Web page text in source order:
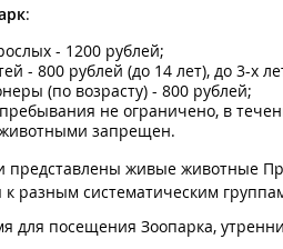
:
- 1200 рублей;
- 800 рублей (до 14 лет), до 3-х
(по возрасту) - 800 рублей;
не ограничено, в
запрещен.
представлены живые животные
к разным систематическим
для посещения Зоопарка,